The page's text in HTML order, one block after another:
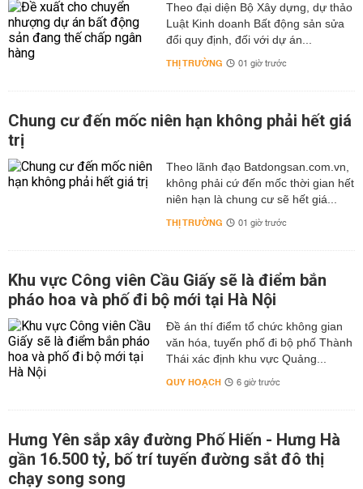
Theo đại diện Bộ Xây dựng, dự thảo
Luật Kinh doanh Bất động sản sửa
đổi quy định, đối với dự án...
THỊ TRƯỜNG 01 giờ trước
Chung cư đến mốc niên hạn không phải hết giá
trị
Theo lãnh đạo Batdongsan.com.vn,
không phải cứ đến mốc thời gian hết
niên hạn là chung cư sẽ hết giá...
THỊ TRƯỜNG 01 giờ trước
Khu vực Công viên Cầu Giấy sẽ là điểm bắn
pháo hoa và phố đi bộ mới tại Hà Nội
Đề án thí điểm tổ chức không gian
văn hóa, tuyến phố đi bộ phố Thành
Thái xác định khu vực Quảng...
QUY HOẠCH 6 giờ trước
Hưng Yên sắp xây đường Phố Hiến - Hưng Hà
gần 16.500 tỷ, bố trí tuyến đường sắt đô thị
chạy song song